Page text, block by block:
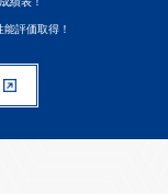
評価取得！